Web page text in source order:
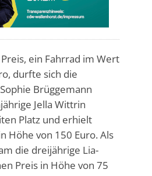
ein Fahrrad im Wert
durfte sich die
Brüggemann
Jella Wittrin
Platz und erhielt
Höhe von 150 Euro. Als
die dreijährige Lia-
Preis in Höhe von 75